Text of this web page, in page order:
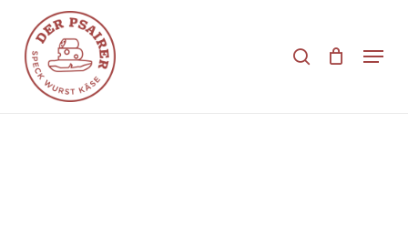
Hauptinhalt
springen